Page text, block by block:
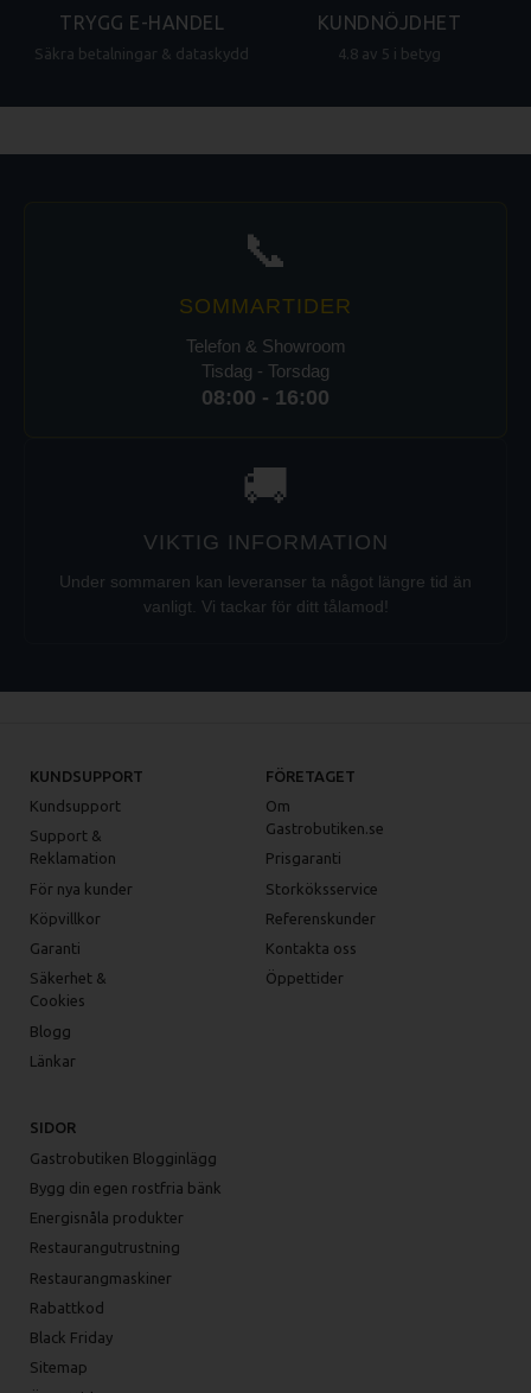
TRYGG E-HANDEL
Säkra betalningar & dataskydd
KUNDNÖJDHET
4.8 av 5 i betyg
📞
SOMMARTIDER
Telefon & Showroom
Tisdag - Torsdag
08:00 - 16:00
🚚
VIKTIG INFORMATION
Under sommaren kan leveranser ta något längre tid än
vanligt. Vi tackar för ditt tålamod!
KUNDSUPPORT
Kundsupport
Support &
Reklamation
För nya kunder
Köpvillkor
Garanti
Säkerhet &
Cookies
Blogg
Länkar
FÖRETAGET
Om
Gastrobutiken.se
Prisgaranti
Storköksservice
Referenskunder
Kontakta oss
Öppettider
SIDOR
Gastrobutiken Blogginlägg
Bygg din egen rostfria bänk
Energisnåla produkter
Restaurangutrustning
Restaurangmaskiner
Rabattkod
Black Friday
Sitemap